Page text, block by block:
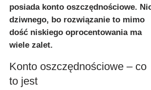
posiada konto oszczędnościowe.
dziwnego, bo rozwiązanie to mimo
dość niskiego oprocentowania ma
wiele zalet.
Konto oszczędnościowe – co
to jest